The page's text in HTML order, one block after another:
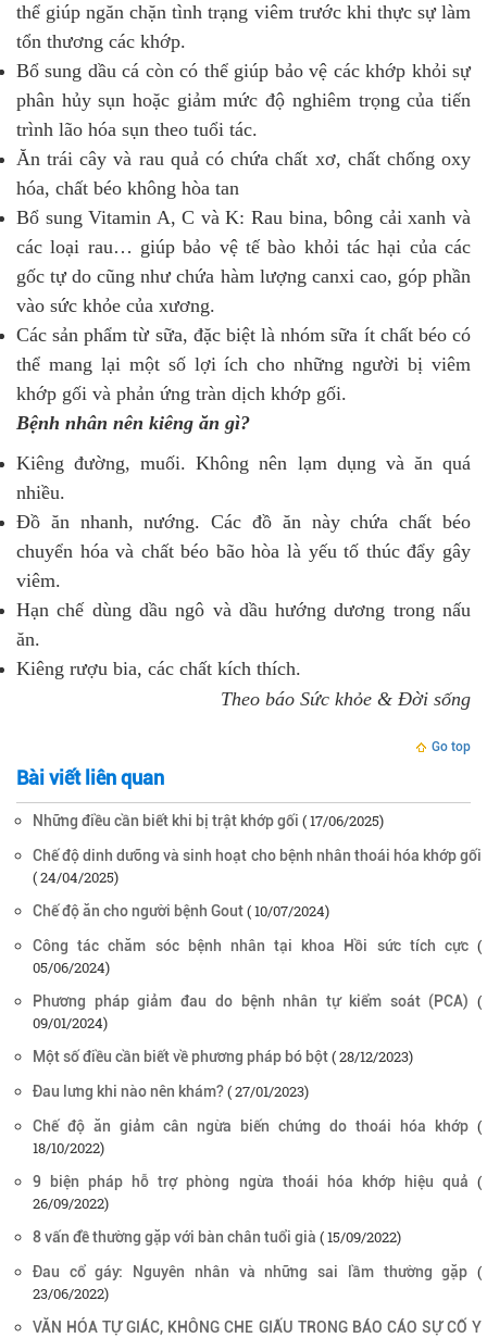
thể giúp ngăn chặn tình trạng viêm trước khi thực sự làm
tổn thương các khớp.
Bổ sung dầu cá còn có thể giúp bảo vệ các khớp khỏi sự
phân hủy sụn hoặc giảm mức độ nghiêm trọng của tiến
trình lão hóa sụn theo tuổi tác.
Ăn trái cây và rau quả có chứa chất xơ, chất chống oxy
hóa, chất béo không hòa tan
Bổ sung Vitamin A, C và K: Rau bina, bông cải xanh và
các loại rau… giúp bảo vệ tế bào khỏi tác hại của các
gốc tự do cũng như chứa hàm lượng canxi cao, góp phần
vào sức khỏe của xương.
Các sản phẩm từ sữa, đặc biệt là nhóm sữa ít chất béo có
thể mang lại một số lợi ích cho những người bị viêm
khớp gối và phản ứng tràn dịch khớp gối.
Bệnh nhân nên kiêng ăn gì?
Kiêng đường, muối. Không nên lạm dụng và ăn quá
nhiều.
Đồ ăn nhanh, nướng. Các đồ ăn này chứa chất béo
chuyển hóa và chất béo bão hòa là yếu tố thúc đẩy gây
viêm.
Hạn chế dùng dầu ngô và dầu hướng dương trong nấu
ăn.
Kiêng rượu bia, các chất kích thích.
Theo báo Sức khỏe & Đời sống
Go top
Bài viết liên quan
Những điều cần biết khi bị trật khớp gối ( 17/06/2025)
Chế độ dinh dưỡng và sinh hoạt cho bệnh nhân thoái hóa khớp gối
( 24/04/2025)
Chế độ ăn cho người bệnh Gout( 10/07/2024)
Công tác chăm sóc bệnh nhân tại khoa Hồi sức tích cực (
05/06/2024)
Phương pháp giảm đau do bệnh nhân tự kiểm soát (PCA) (
09/01/2024)
Một số điều cần biết về phương pháp bó bột( 28/12/2023)
Đau lưng khi nào nên khám?( 27/01/2023)
Chế độ ăn giảm cân ngừa biến chứng do thoái hóa khớp (
18/10/2022)
9 biện pháp hỗ trợ phòng ngừa thoái hóa khớp hiệu quả (
26/09/2022)
8 vấn đề thường gặp với bàn chân tuổi già ( 15/09/2022)
Đau cổ gáy: Nguyên nhân và những sai lầm thường gặp (
23/06/2022)
VĂN HÓA TỰ GIÁC, KHÔNG CHE GIẤU TRONG BÁO CÁO SỰ CỐ Y